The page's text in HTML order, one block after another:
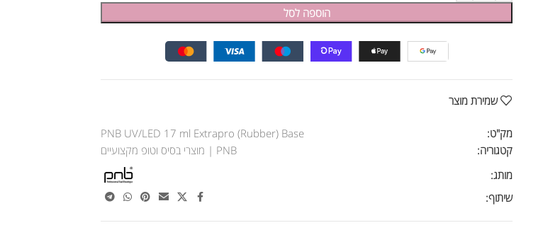
הוספה לסל
שמירת מוצר
מק"ט:
PNB UV/LED 17 ml Extrapro (Rubber) Base
קטגוריה:
PNB | מוצרי בסיס וטופ מקצועיים
מותג:
שיתוף: